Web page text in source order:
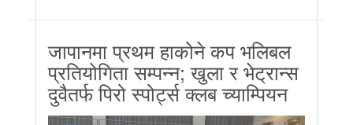
जापानमा प्रथम हाकोने कप भलिबल
प्रतियोगिता सम्पन्न; खुला र भेट्रान्स
दुवैतर्फ पिरो स्पोर्ट्स क्लब च्याम्पियन